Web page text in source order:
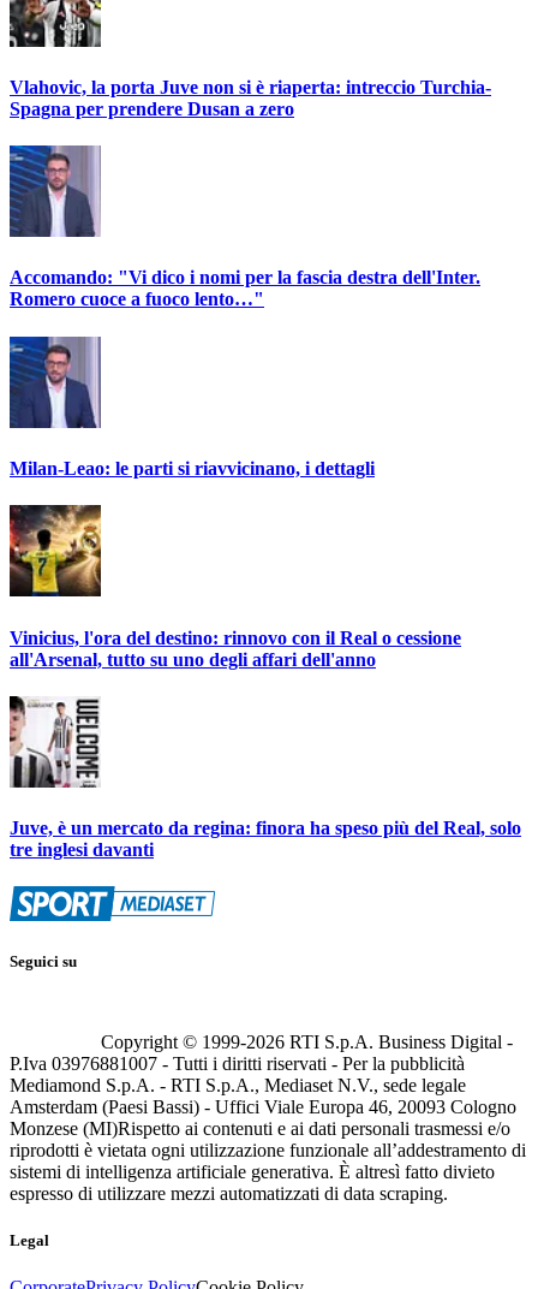
Vlahovic, la porta Juve non si è riaperta: intreccio Turchia-
Spagna per prendere Dusan a zero
Accomando: "Vi dico i nomi per la fascia destra dell'Inter.
Romero cuoce a fuoco lento…"
Milan-Leao: le parti si riavvicinano, i dettagli
Vinicius, l'ora del destino: rinnovo con il Real o cessione
all'Arsenal, tutto su uno degli affari dell'anno
Juve, è un mercato da regina: finora ha speso più del Real, solo
tre inglesi davanti
Seguici su
Copyright © 1999-2026 RTI S.p.A. Business Digital -
P.Iva 03976881007 - Tutti i diritti riservati - Per la pubblicità
Mediamond S.p.A. - RTI S.p.A., Mediaset N.V., sede legale
Amsterdam (Paesi Bassi) - Uffici Viale Europa 46, 20093 Cologno
Monzese (MI)Rispetto ai contenuti e ai dati personali trasmessi e/o
riprodotti è vietata ogni utilizzazione funzionale all’addestramento di
sistemi di intelligenza artificiale generativa. È altresì fatto divieto
espresso di utilizzare mezzi automatizzati di data scraping.
Legal